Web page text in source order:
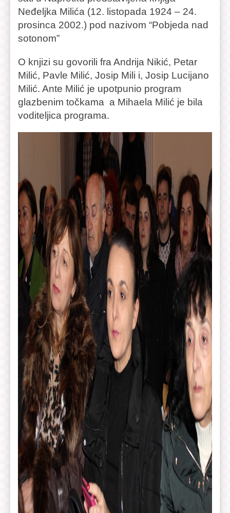
Neđeljka Milića (12. listopada 1924 – 24.
prosinca 2002.) pod nazivom “Pobjeda nad
sotonom”
O knjizi su govorili fra Andrija Nikić, Petar
Milić, Pavle Milić, Josip Mili i, Josip Lucijano
Milić. Ante Milić je upotpunio program
glazbenim točkama a Mihaela Milić je bila
voditeljica programa.